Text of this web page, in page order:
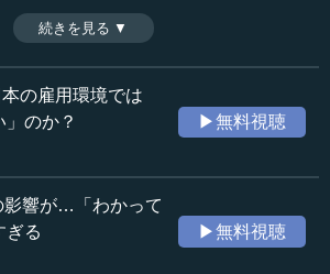
たるスキルアップが求められる。ま
、AIを単なるコスト削減のための「ま
て導入するのではなく、イノベーショ
革といった「攻めの戦略」として活
まり、AI活用の可能性は、日本の社会
鍵を握っているということだ。（全8
日
8日
う備えるか――AIを使いこなす能
続きを見る ▼
の雇用環境では
」のか？
▶無料視聴
影響が…「わかって
ぎる
▶無料視聴